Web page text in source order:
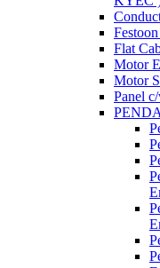
Flat
Motor
Motor
Panel